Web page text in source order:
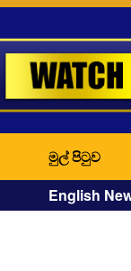
මුල් පිටුව
English